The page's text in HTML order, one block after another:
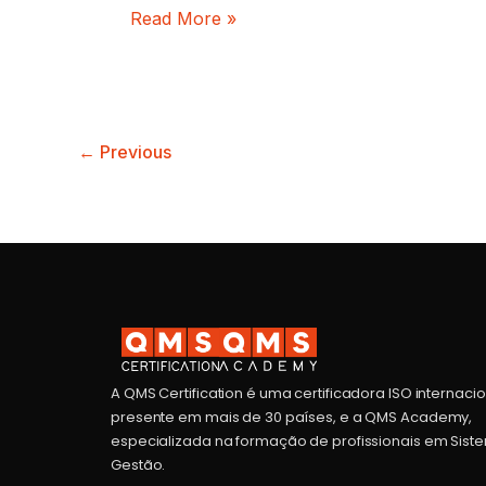
Read More »
← Previous
A QMS Certification é uma certificadora ISO
presente em mais de 30 países, e a QMS Academy,
especializada na formação de profissionais em
Gestão.